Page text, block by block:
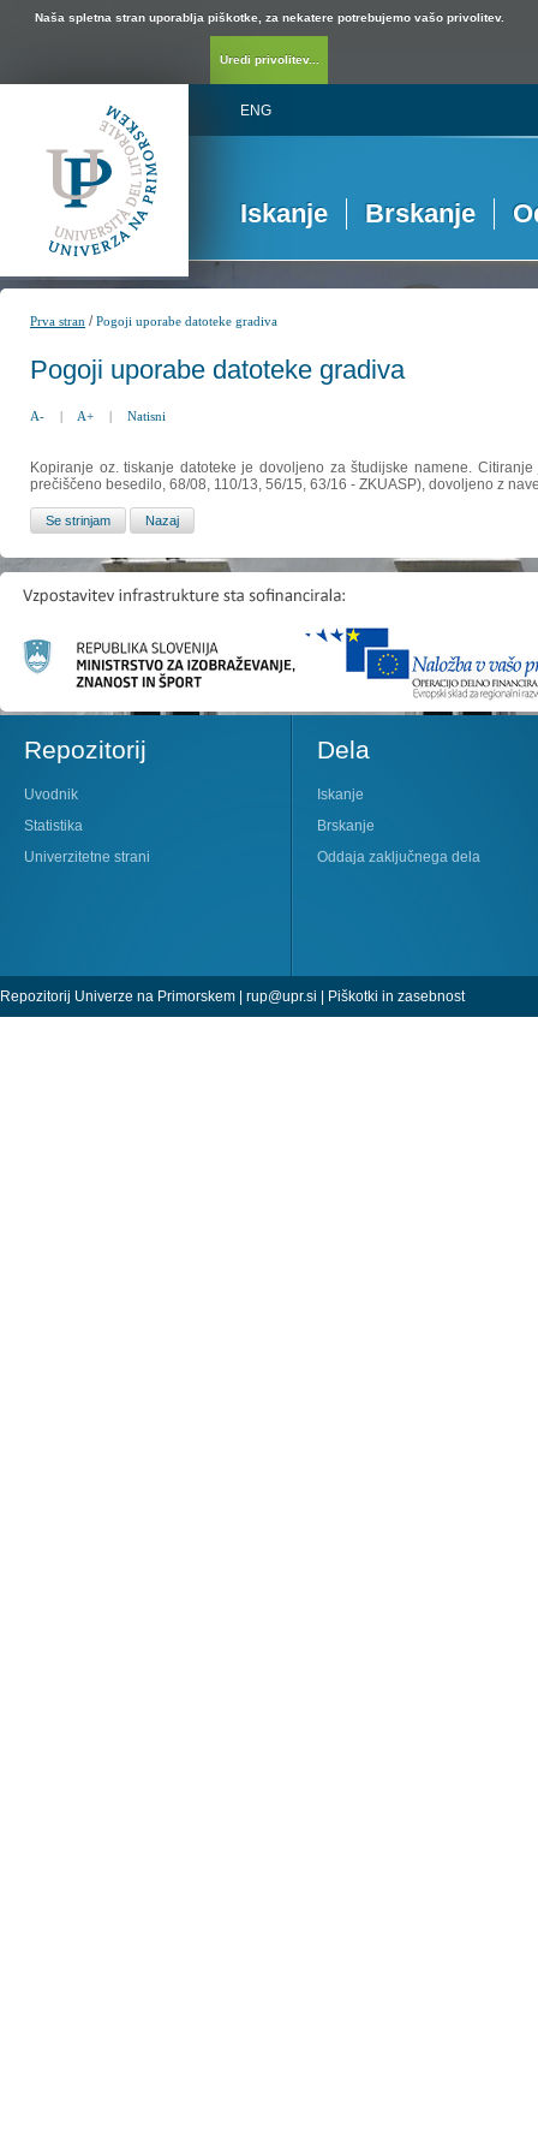
Naša spletna stran uporablja piškotke, za nekatere potrebujemo vašo privolitev.
Uredi privolitev...
ENG
Iskanje Brskanje
Prva stran /Pogoji uporabe datoteke gradiva
Pogoji uporabe datoteke gradiva
A- | A+ | Natisni
Kopiranje oz. tiskanje datoteke je dovoljeno za študijske namene.
prečiščeno besedilo, 68/08, 110/13, 56/15, 63/16 - ZKUASP), dovoljeno z
Repozitorij
Uvodnik
Statistika
Univerzitetne strani
Dela
Iskanje
Brskanje
Oddaja zaključnega dela
Repozitorij Univerze na Primorskem | rup@upr.si | Piškotki in zasebnost